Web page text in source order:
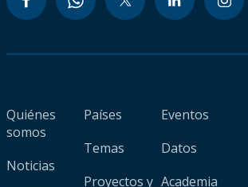
Quiénes
somos
Noticias
Países
Temas
Proyectos y
Eventos
Datos
Academia